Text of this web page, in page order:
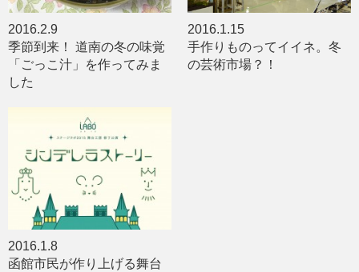
2016.2.9
季節到来！ 道南の冬の味覚
「ごっこ汁」を作ってみま
した
2016.1.15
手作りものってイイネ。冬
の芸術市場？！
2016.1.8
函館市民が作り上げる舞台